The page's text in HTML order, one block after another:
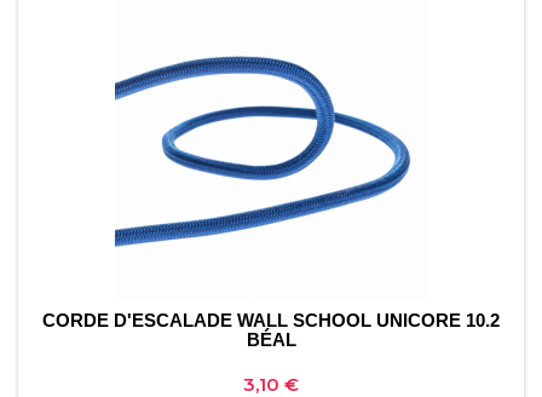
CORDE D'ESCALADE WALL SCHOOL UNICORE 10.2
BÉAL
Prix
3,10 €